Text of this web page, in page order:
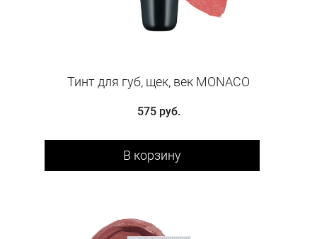
Тинт для губ, щек, век MONACO
575 руб.
В корзину